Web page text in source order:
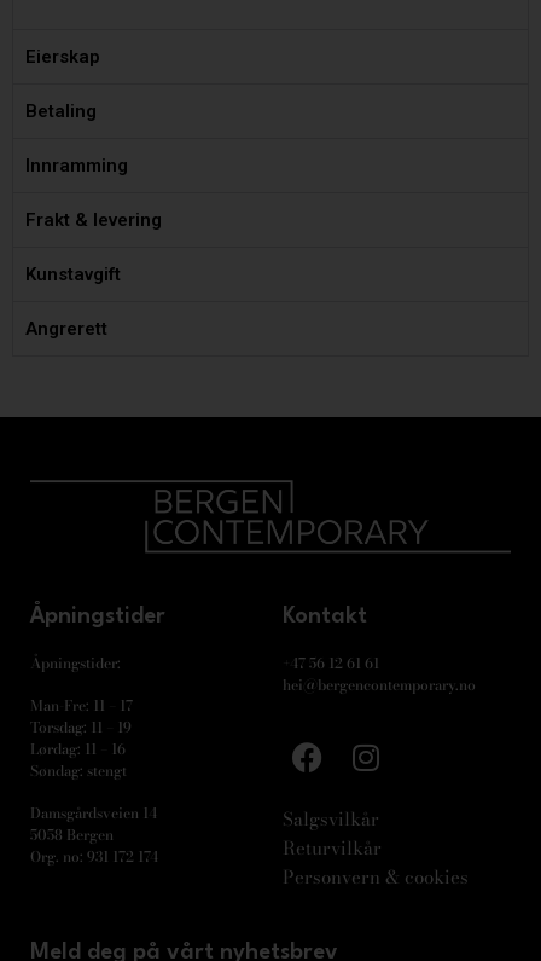
Eierskap
Betaling
Innramming
Frakt & levering
Kunstavgift
Angrerett
Åpningstider
Åpningstider:
Man-Fre: 11 – 17
Torsdag: 11 – 19
Lørdag: 11 – 16
Søndag: stengt
Damsgårdsveien 14
5058 Bergen
Org. no: 931 172 174
Kontakt
+47 56 12 61 61
hei@bergencontemporary.no
Salgsvilkår
Returvilkår
Personvern & cookies
Meld deg på vårt nyhetsbrev